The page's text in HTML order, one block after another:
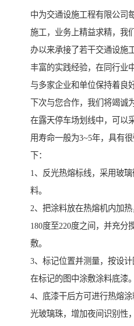
中为交通设施工程有限公司
施工，业务上精益求精，我
办以来承接了若干交通设施
丰富的实践经验，在同行业
与多家企业和单位保持着良
下次与您合作，我们将竭诚
在露天停车场划线中，可以
用寿命一般为3~5年，具有
下：
1、反光热熔标线，采用玻
料。
2、把涂料放在热熔机内加
180度至220度之间，并充分
敷。
3、标记位置并测量，按设
在标记的图中涂敷涂料底漆。
4、底漆干后方可进行热熔
光玻璃珠，增加夜间识别性